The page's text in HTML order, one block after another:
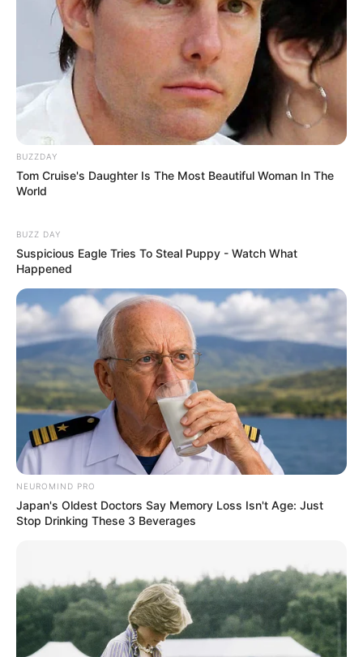
BUZZDAY
Tom Cruise's Daughter Is The Most Beautiful Woman In The
World
BUZZ DAY
Suspicious Eagle Tries To Steal Puppy - Watch What
Happened
NEUROMIND PRO
Japan's Oldest Doctors Say Memory Loss Isn't Age: Just
Stop Drinking These 3 Beverages